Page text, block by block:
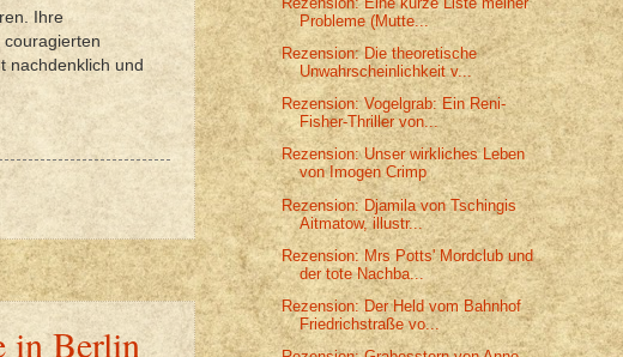
Ihre
nachdenklich und
in Berlin
Probleme (Mutte...
Rezension: Die theoretische
Unwahrscheinlichkeit v...
Rezension: Vogelgrab: Ein Reni-
Fisher-Thriller von...
Rezension: Unser wirkliches Leben
von Imogen Crimp
Rezension: Djamila von Tschingis
Aitmatow, illustr...
Rezension: Mrs Potts' Mordclub und
der tote Nachba...
Rezension: Der Held vom Bahnhof
Friedrichstraße vo...